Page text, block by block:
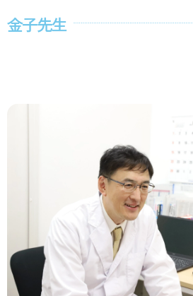
金子先生